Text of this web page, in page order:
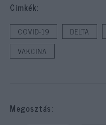
Cimkék:
COVID-19 DELTA
VAKCINA
Megosztás: